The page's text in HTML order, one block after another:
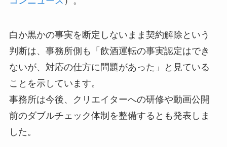
白か黒かの事実を断定しないまま契約解除という
判断は、事務所側も「飲酒運転の事実認定はでき
ないが、対応の仕方に問題があった」と見ている
ことを示しています。
事務所は今後、クリエイターへの研修や動画公開
前のダブルチェック体制を整備するとも発表しま
した。